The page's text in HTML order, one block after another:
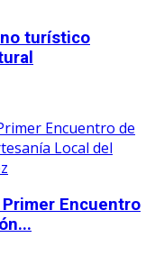
turístico
Primer Encuentro